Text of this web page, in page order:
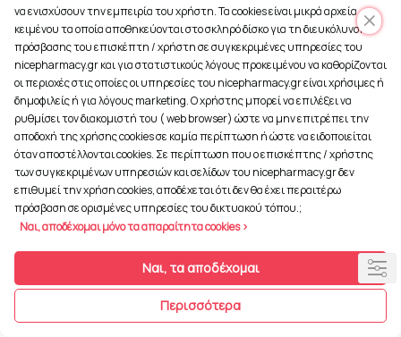
148 Πόντοι
Apivita After Sun Cool &
Sooth Face & Body Gel-
Cream 200ml
12.46€
215 Πόντοι
να ενισχύσουν την εμπειρία του χρήστη. Τα cookies είναι μικρά αρχεία
κειμένου τα οποία αποθηκεύονται στο σκληρό δίσκο για τη διευκόλυνση
πρόσβασης του επισκέπτη / χρήστη σε συγκεκριμένες υπηρεσίες του
nicepharmacy.gr και για στατιστικούς λόγους προκειμένου να καθορίζονται
οι περιοχές στις οποίες οι υπηρεσίες του nicepharmacy.gr είναι χρήσιμες ή
δημοφιλείς ή για λόγους marketing. Ο χρήστης μπορεί να επιλέξει να
ρυθμίσει τον διακομιστή του ( web browser) ώστε να μην επιτρέπει την
αποδοχή της χρήσης cookies σε καμία περίπτωση ή ώστε να ειδοποιείται
όταν αποστέλλονται cookies. Σε περίπτωση που ο επισκέπτης / χρήστης
των συγκεκριμένων υπηρεσιών και σελίδων του nicepharmacy.gr δεν
επιθυμεί την χρήση cookies, αποδέχεται ότι δεν θα έχει περαιτέρω
πρόσβαση σε ορισμένες υπηρεσίες του δικτυακού τόπου.;
Ναι, αποδέχομαι μόνο τα απαραίτητα cookies >
Ναι, τα αποδέχομαι
Περισσότερα